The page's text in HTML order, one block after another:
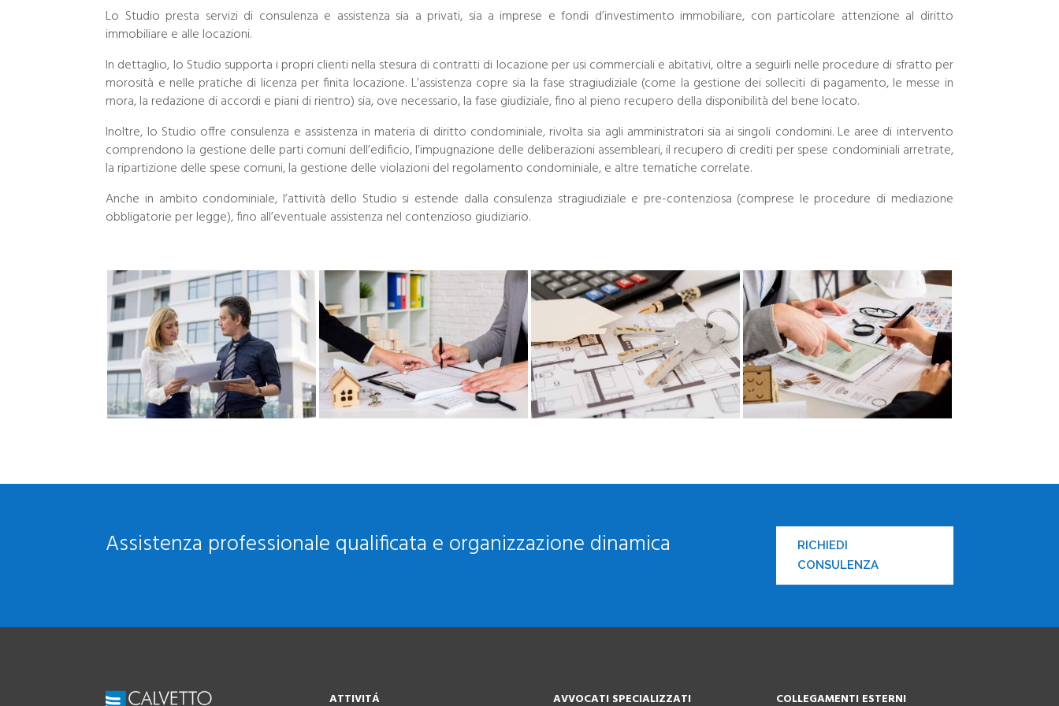
Lo Studio presta servizi di consulenza e assistenza sia a privati, sia a imprese e fondi d’investimento immobiliare, con particolare attenzione al diritto
immobiliare e alle locazioni.
In dettaglio, lo Studio supporta i propri clienti nella stesura di contratti di locazione per usi commerciali e abitativi, oltre a seguirli nelle procedure di sfratto per
morosità e nelle pratiche di licenza per finita locazione. L’assistenza copre sia la fase stragiudiziale (come la gestione dei solleciti di pagamento, le messe in
mora, la redazione di accordi e piani di rientro) sia, ove necessario, la fase giudiziale, fino al pieno recupero della disponibilità del bene locato.
Inoltre, lo Studio offre consulenza e assistenza in materia di diritto condominiale, rivolta sia agli amministratori sia ai singoli condomini. Le aree di intervento
comprendono la gestione delle parti comuni dell’edificio, l’impugnazione delle deliberazioni assembleari, il recupero di crediti per spese condominiali arretrate,
la ripartizione delle spese comuni, la gestione delle violazioni del regolamento condominiale, e altre tematiche correlate.
Anche in ambito condominiale, l’attività dello Studio si estende dalla consulenza stragiudiziale e pre-contenziosa (comprese le procedure di mediazione
obbligatorie per legge), fino all’eventuale assistenza nel contenzioso giudiziario.
Assistenza professionale qualificata e organizzazione dinamica
RICHIEDI
CONSULENZA
ATTIVITÁ AVVOCATI SPECIALIZZATI COLLEGAMENTI ESTERNI